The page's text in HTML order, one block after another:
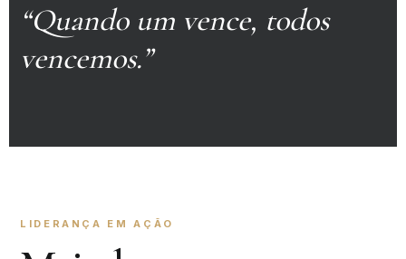
“Quando um vence, todos
vencemos.”
LIDERANÇA EM AÇÃO